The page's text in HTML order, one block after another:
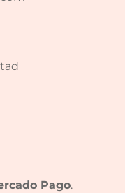
Pago.